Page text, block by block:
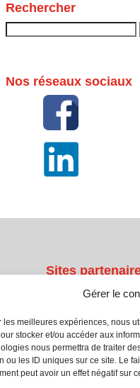
Gérer le
les meilleures expériences, nous
stocker et/ou accéder aux
nous permettra de traiter
ou les ID uniques sur ce site. Le
peut avoir un effet négatif sur
Rechercher
Nos réseaux sociaux
Sites
Atrium Patrimoine
Kiosque 21
L'Atelier Bois
Planète Bâtiment